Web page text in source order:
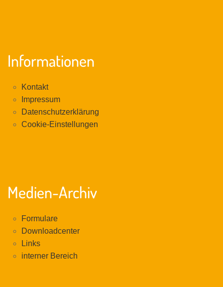
Informationen
Kontakt
Impressum
Datenschutzerklärung
Cookie-Einstellungen
Medien-Archiv
Formulare
Downloadcenter
Links
interner Bereich